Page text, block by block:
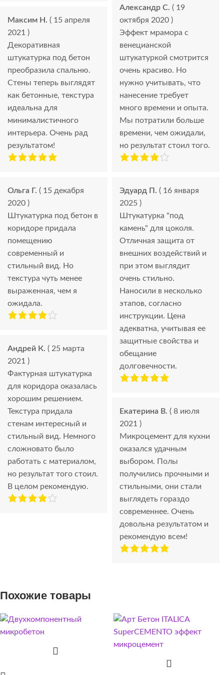
Максим Н. ( 15 апреля
2021 )
Декоративная
штукатурка под бетон
преобразила спальню.
Стены теперь выглядят
как бетонные, текстура
идеальна для
минималистичного
интерьера. Очень рад
результатом!
Ольга Г. ( 15 декабря
2020 )
Штукатурка под бетон в
коридоре придала
помещению
современный и
стильный вид. Но
текстура чуть менее
выраженная, чем я
ожидала.
Андрей К. ( 25 марта
2021 )
Фактурная штукатурка
для коридора оказалась
хорошим решением.
Текстура придала
стенам интересный и
стильный вид. Немного
сложновато было
работать с материалом,
но результат того стоил.
В целом рекомендую.
Александр С. ( 19
октября 2020 )
Эффект мрамора с
венецианской
штукатуркой смотрится
очень красиво. Но
нужно учитывать, что
нанесение требует
много времени и опыта.
Мы потратили больше
времени, чем ожидали,
но результат стоил того.
Эдуард П. ( 16 января
2025 )
Штукатурка "под
камень" для цоколя.
Отличная защита от
внешних воздействий и
при этом выглядит
очень стильно.
Наносили в несколько
этапов, согласно
инструкции. Цена
адекватна, учитывая ее
защитные свойства и
обещание
долговечности.
Екатерина В. ( 8 июля
2021 )
Микроцемент для кухни
оказался удачным
выбором. Полы
получились прочными и
стильными, они стали
выглядеть гораздо
современнее. Очень
довольна результатом и
рекомендую всем!
Похожие товары